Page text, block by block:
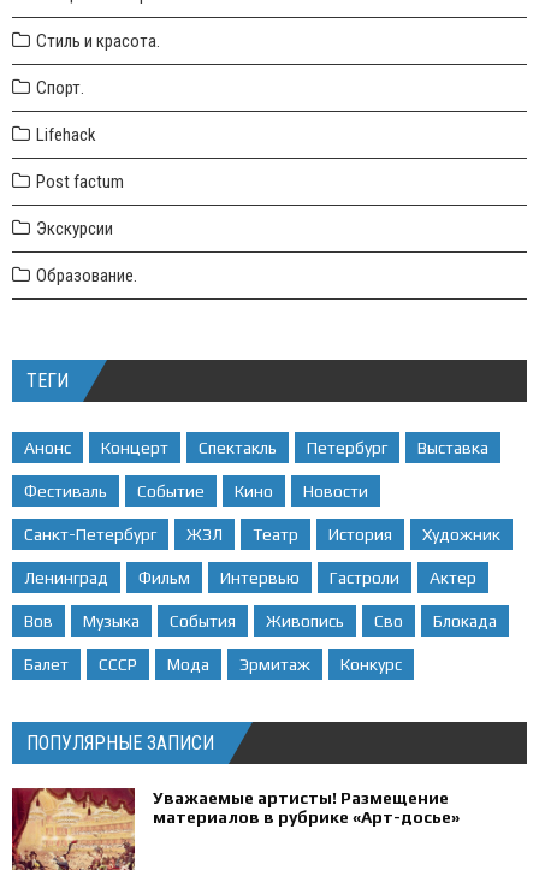
Стиль и красота.
Спорт.
Lifehack
Post factum
Экскурсии
Образование.
ТЕГИ
Анонс Концерт Спектакль Петербург Выставка
Фестиваль Событие Кино Новости
Санкт-Петербург ЖЗЛ Театр История Художник
Ленинград Фильм Интервью Гастроли Актер
Вов Музыка События Живопись Сво Блокада
Балет СССР Мода Эрмитаж Конкурс
ПОПУЛЯРНЫЕ ЗАПИСИ
Уважаемые артисты! Размещение
материалов в рубрике «Арт-досье»